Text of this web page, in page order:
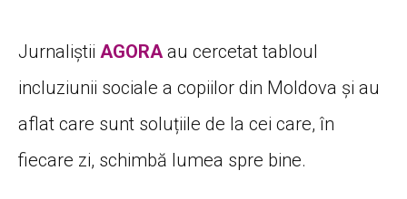
Jurnaliștii AGORA au cercetat tabloul
incluziunii sociale a copiilor din Moldova și au
aflat care sunt soluțiile de la cei care, în
fiecare zi, schimbă lumea spre bine.